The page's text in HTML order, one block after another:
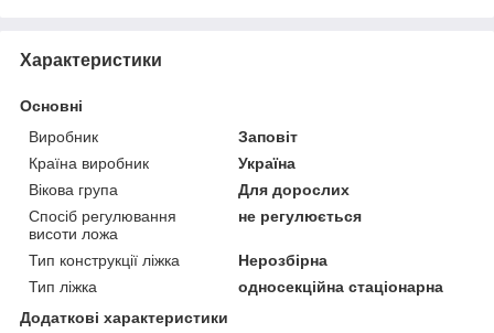
Характеристики
Основні
Виробник
Заповіт
Країна виробник
Україна
Вікова група
Для дорослих
Спосіб регулювання
висоти ложа
не регулюється
Тип конструкції ліжка
Нерозбірна
Тип ліжка
односекційна стаціонарна
Додаткові характеристики